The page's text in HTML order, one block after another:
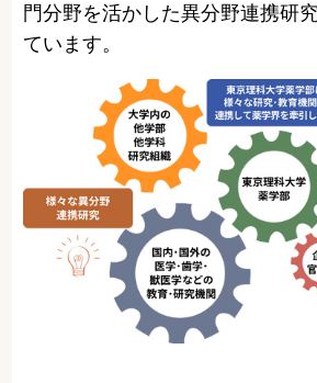
門分野を活かした異分野連携研
ています。